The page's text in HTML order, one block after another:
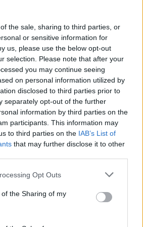
the sale, sharing to third parties, or
or sensitive information for
us, please use the below opt-out
selection. Please note that after your
you may continue seeing
on personal information utilized by
disclosed to third parties prior to
separately opt-out of the further
information by third parties on the
participants. This information may
to third parties on the IAB’s List of
that may further disclose it to other
app uses one or more Google
or usage behaviour. You may click to
to Google and its third-party tags to
specified purposes in below Google
Opt Outs
the Sharing of my
cosa c’è in palio
fanbase più appassionata del FIFA
match del giorno e premi per i
Easter Volley: 150
PalaRossini Estra